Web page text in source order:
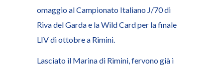
omaggio al Campionato Italiano J/70 di
Riva del Garda e la Wild Card per la finale
LIV di ottobre a Rimini.
Lasciato il Marina di Rimini, fervono già i